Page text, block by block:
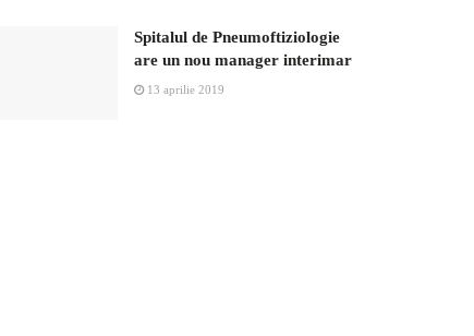
Spitalul de Pneumoftiziologie
are un nou manager interimar
13 aprilie 2019